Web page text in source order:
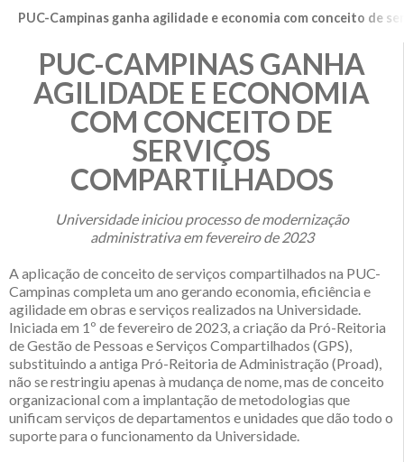
PUC-Campinas ganha agilidade e economia com conceito de
PUC-CAMPINAS GANHA
AGILIDADE E ECONOMIA
COM CONCEITO DE
SERVIÇOS
COMPARTILHADOS
Universidade iniciou processo de modernização
administrativa em fevereiro de 2023
A aplicação de conceito de serviços compartilhados na PUC-
Campinas completa um ano gerando economia, eficiência e
agilidade em obras e serviços realizados na Universidade.
Iniciada em 1º de fevereiro de 2023, a criação da Pró-Reitoria
de Gestão de Pessoas e Serviços Compartilhados (GPS),
substituindo a antiga Pró-Reitoria de Administração (Proad),
não se restringiu apenas à mudança de nome, mas de conceito
organizacional com a implantação de metodologias que
unificam serviços de departamentos e unidades que dão todo o
suporte para o funcionamento da Universidade.